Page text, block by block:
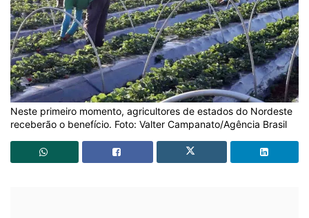
Neste primeiro momento, agricultores de estados do Nordeste
receberão o benefício. Foto: Valter Campanato/Agência Brasil